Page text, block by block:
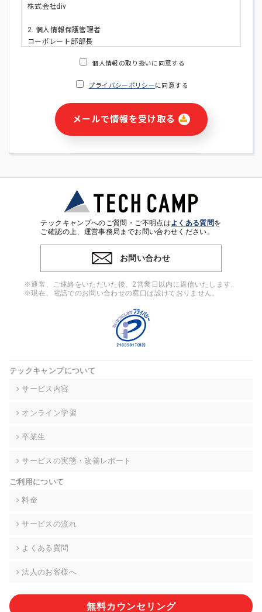
株式会社div
2. 個人情報保護管理者
コーポレート部部長
・ご請求された資料の送付のため
・本サービス及び本サービスに関連する情報(当社及び第三者の
サービス又は商品等の広告配信・宣伝を含みますが、それらに
・個人(法人の場合は担当者)を識別できない形式に加工した統
計情報の作成および利用
※上記の利用目的に基づいた本人への連絡及び配信について
4. 個人情報の第三者提供
ンをとるために、氏名等の一部の情報をサービス内で使用する
チャットツールで発信することにより、本サービスの他の利用
者等に提供することがあります。
当社は事業運営上、前項利用目的の範囲に限って個人情報を外
高い委託先を選定し、個人情報の適正管理・機密保持について
個人情報の開示等(利用目的の通知、開示、内容の訂正・追加・
て、下記の当社問合わせ窓口に申し出ることができます。その
的な期間内に対応いたします。ただし、申請が本人確認が不可
により、ご希望に添えない場合があります。 なお、アクセスロ
グなどの個人情報以外の情報については、原則として開示等は
株式会社div 個人情報問合せ窓口
メールアドレス:privacy_policy@di-v.co.jp
ご本人様が当社に個人情報を提供されるかどうかは任意による
個人情報の取り扱いに同意する
プライバシーポリシーに同意する
メールで情報を受け取る
テックキャンプへのご質問・ご不明点はよくある質問を
ご確認の上、運営事務局までお問い合わせください。
お問い合わせ
※通常、ご連絡をいただいた後、2営業日以内に返信いたします。
※現在、電話でのお問い合わせの窓口は設けておりません。
テックキャンプについて
サービス内容
オンライン学習
卒業生
サービスの実態・改善レポート
ご利用について
料金
サービスの流れ
よくある質問
法人のお客様へ
無料カウンセリング